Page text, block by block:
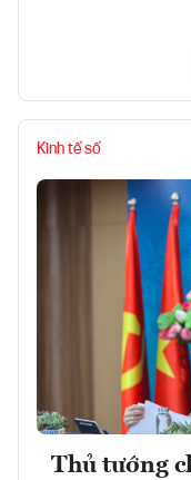
Kinh tế số
Thủ tướng